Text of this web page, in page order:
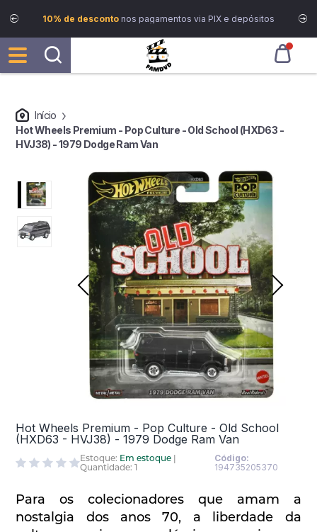
10% de desconto nos pagamentos via PIX e depósitos
Início
Hot Wheels Premium - Pop Culture - Old School (HXD63 -
HVJ38) - 1979 Dodge Ram Van
Hot Wheels Premium - Pop Culture - Old School
(HXD63 - HVJ38) - 1979 Dodge Ram Van
Estoque: Em estoque |
Quantidade: 1
Código:
194735205370
Para os colecionadores que amam a
nostalgia dos anos 70, a liberdade da